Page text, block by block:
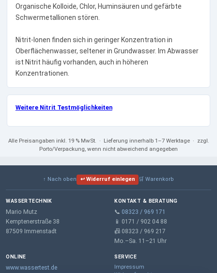
Organische Kolloide, Chlor, Huminsäuren und gefärbte
Schwermetallionen stören.
Nitrit-Ionen finden sich in geringer Konzentration in
Oberflächenwasser, seltener in Grundwasser. Im Abwasser
ist Nitrit häufig vorhanden, auch in höheren
Konzentrationen.
Weitere Nitrit Testmöglichkeiten
Alle Preisangaben inkl. 19 % MwSt. · Lieferung innerhalb 1–7 Werktage · zzgl.
Porto/Verpackung, wenn nicht abweichend angegeben
↑ Nach oben ↩ Widerruf einlegen 🛒 Warenkorb
WASSERTECHNIK
Mario Mutz
Kemptenerstraße 38
87509 Immenstadt
KONTAKT & BERATUNG
📞 08323 / 969 171
📱 0171 / 902 04 88
📠 08323 / 969 217
Mo.–Sa. 11–21 Uhr
ONLINE
www.wassertest.de
SERVICE
Impressum